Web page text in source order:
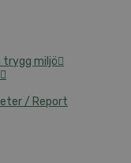
trygg miljö
/ Report